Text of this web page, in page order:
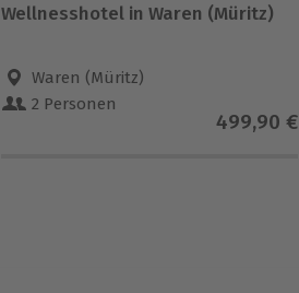
Wellnesshotel in Waren (Müritz)
Waren (Müritz)
2 Personen
499,90 €